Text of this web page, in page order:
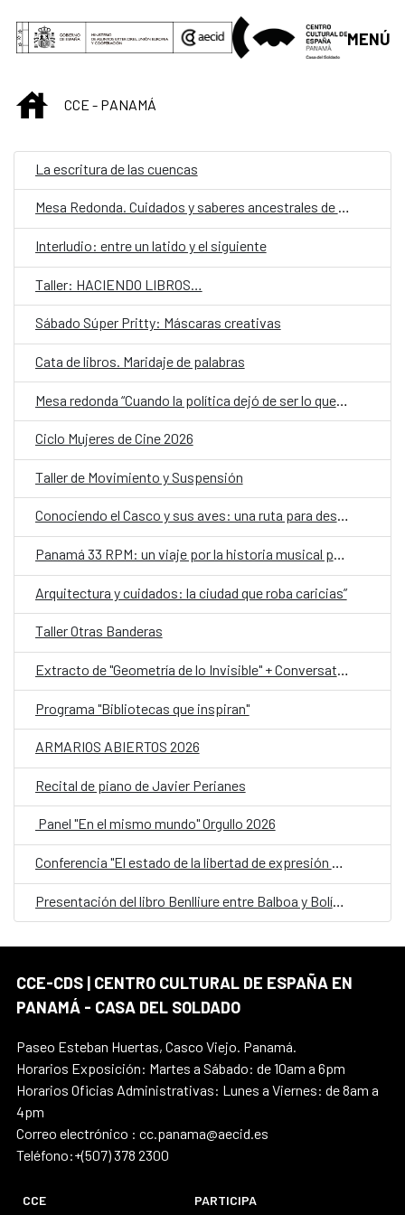
Saltar al contenido principal
MENÚ
INICIOCCE - PANAMÁ
La escritura de las cuencas
Mesa Redonda. Cuidados y saberes ancestrales de las mujeres en las comarcas indígenas en Panamá.
Interludio: entre un latido y el siguiente
Taller: HACIENDO LIBROS…
Sábado Súper Pritty: Máscaras creativas
Cata de libros. Maridaje de palabras
Mesa redonda “Cuando la política dejó de ser lo que era”
Ciclo Mujeres de Cine 2026
Taller de Movimiento y Suspensión
Conociendo el Casco y sus aves: una ruta para descubrir la biodiversidad urbana y reflexionar sobre el clima
Panamá 33 RPM: un viaje por la historia musical panameña, ahora en Portobelo
Arquitectura y cuidados: la ciudad que roba caricias”
Taller Otras Banderas
Extracto de "Geometría de lo Invisible" + Conversatorio y Taller
Programa "Bibliotecas que inspiran"
ARMARIOS ABIERTOS 2026
Recital de piano de Javier Perianes
Panel "En el mismo mundo" Orgullo 2026
Conferencia "El estado de la libertad de expresión en América Latina"
Presentación del libro Benlliure entre Balboa y Bolívar
CCE-CDS | CENTRO CULTURAL DE ESPAÑA EN
PANAMÁ - CASA DEL SOLDADO
Paseo Esteban Huertas, Casco Viejo. Panamá.
Horarios Exposición: Martes a Sábado: de 10am a 6pm
Horarios Oficias Administrativas: Lunes a Viernes: de 8am a
4pm
Correo electrónico : cc.panama@aecid.es
Teléfono:+(507) 378 2300
CCE
PARTICIPA